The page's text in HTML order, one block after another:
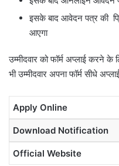
इसके बाद आवेदन पत्र की
आएगा
उम्मीदवार को फॉर्म अप्लाई करने के
भी उम्मीदवार अपना फॉर्म सीधे
Apply Online
Download Notification
Official Website